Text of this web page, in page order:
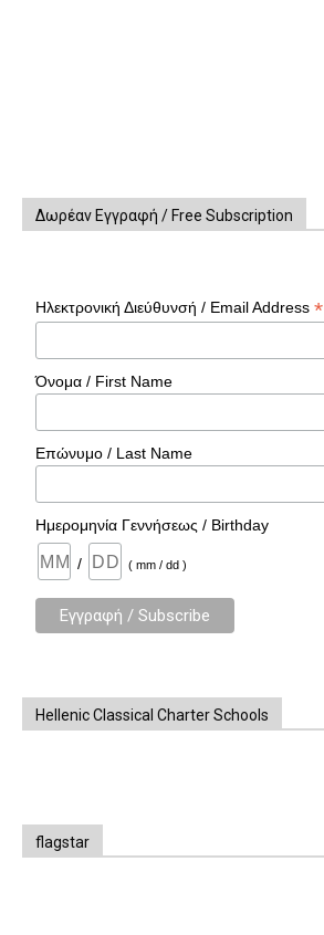
Δωρέαν Εγγραφή / Free Subscription
Ηλεκτρονική Διεύθυνσή / Email Address*
Όνομα / First Name
Επώνυμο / Last Name
Ημερομηνία Γεννήσεως / Birthday
/ ( mm / dd )
Hellenic Classical Charter Schools
flagstar